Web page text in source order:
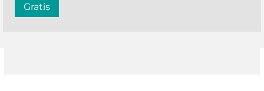
Gratis